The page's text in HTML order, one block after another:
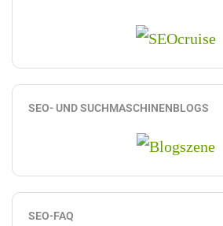
SEO- UND SUCHMASCHINENBLOGS
SEO-FAQ